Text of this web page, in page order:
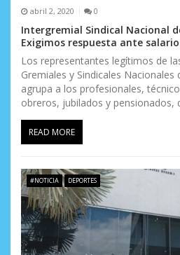
abril 2, 2020 0
Intergremial Sindical Nacional
Exigimos respuesta ante
Los representantes legítimos de
Gremiales y Sindicales Nacionales
agrupa a los profesionales,
obreros, jubilados y pensionados,
READ MORE
#NOTICIA DEPORTES